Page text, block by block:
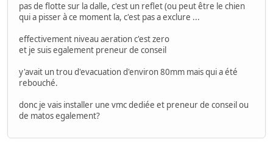
pas de flotte sur la dalle, c'est un reflet (ou peut être le chien
qui a pisser à ce moment la, c'est pas a exclure ...
effectivement niveau aeration c'est zero
et je suis egalement preneur de conseil
y'avait un trou d'evacuation d'environ 80mm mais qui a été
rebouché.
donc je vais installer une vmc dediée et preneur de conseil ou
de matos egalement?